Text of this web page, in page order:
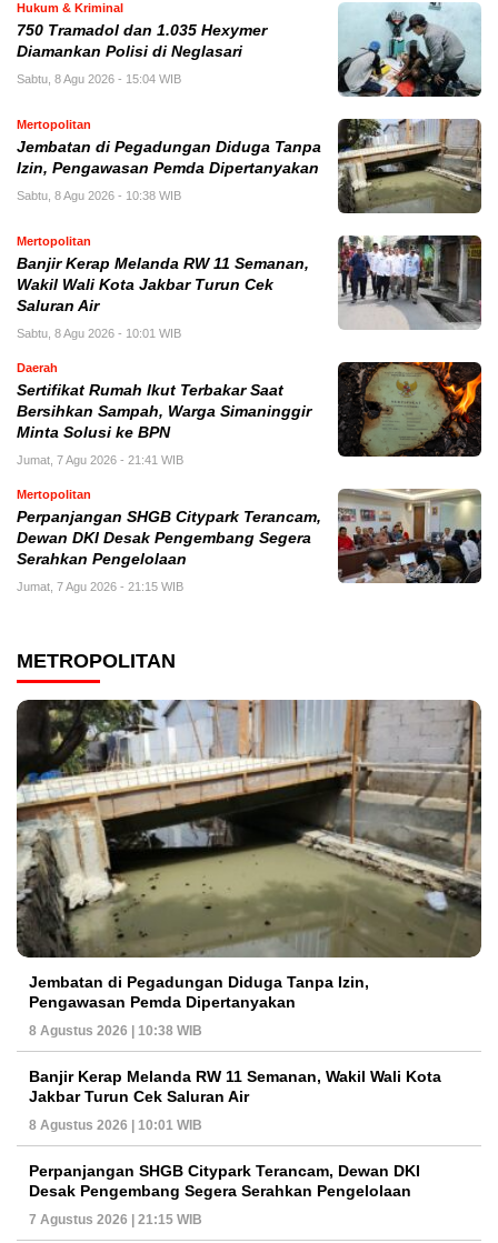
Hukum & Kriminal
750 Tramadol dan 1.035 Hexymer
Diamankan Polisi di Neglasari
Sabtu, 8 Agu 2026 - 15:04 WIB
Mertopolitan
Jembatan di Pegadungan Diduga Tanpa
Izin, Pengawasan Pemda Dipertanyakan
Sabtu, 8 Agu 2026 - 10:38 WIB
Mertopolitan
Banjir Kerap Melanda RW 11 Semanan,
Wakil Wali Kota Jakbar Turun Cek
Saluran Air
Sabtu, 8 Agu 2026 - 10:01 WIB
Daerah
Sertifikat Rumah Ikut Terbakar Saat
Bersihkan Sampah, Warga Simaninggir
Minta Solusi ke BPN
Jumat, 7 Agu 2026 - 21:41 WIB
Mertopolitan
Perpanjangan SHGB Citypark Terancam,
Dewan DKI Desak Pengembang Segera
Serahkan Pengelolaan
Jumat, 7 Agu 2026 - 21:15 WIB
METROPOLITAN
Jembatan di Pegadungan Diduga Tanpa Izin,
Pengawasan Pemda Dipertanyakan
8 Agustus 2026 | 10:38 WIB
Banjir Kerap Melanda RW 11 Semanan, Wakil Wali Kota
Jakbar Turun Cek Saluran Air
8 Agustus 2026 | 10:01 WIB
Perpanjangan SHGB Citypark Terancam, Dewan DKI
Desak Pengembang Segera Serahkan Pengelolaan
7 Agustus 2026 | 21:15 WIB